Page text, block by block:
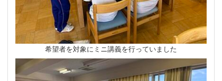
希望者を対象にミニ講義を行っていました